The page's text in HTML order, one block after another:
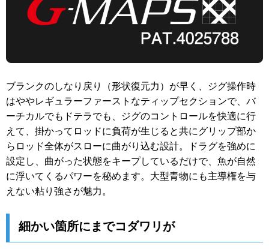
ブランクのしなり戻り（形状復元力）が早く、ジグ操作時
はややレギュラーファーストなティップセクションで、バ
ーチカルでもドテラでも、ジグのコントロールを快適に行
えて、掛かってロッドに負荷が生じると共にグリップ部か
らロッド全体がスローに曲がり込む設計。ドラグを強めに
設定し、曲がった状態をキープしているだけで、魚が自然
に浮いてくるパワーを秘めます。大型青物にも主導権を与
えない粘り強さが魅力。
細かい箇所にまでコダワリが